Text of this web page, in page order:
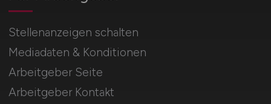
Stellenanzeigen schalten
Mediadaten & Konditionen
Arbeitgeber Seite
Arbeitgeber Kontakt